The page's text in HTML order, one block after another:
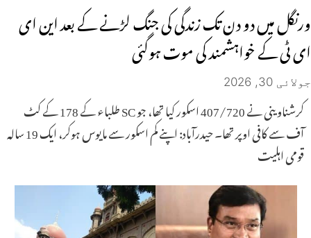
ورنگل میں دو دن تک زندگی کی جنگ لڑنے کے بعد این ای
ای ٹی کے خواہشمند کی موت ہوگئی
جولائی 30, 2026
کرشناوینی نے 407/720 اسکور کیا تھا، جو SC طلباء کے 178 کے کٹ
آف سے کافی اوپر تھا۔ حیدرآباد: اپنے کم اسکور سے مایوس ہوکر، ایک 19 سالہ
قومی اہلیت